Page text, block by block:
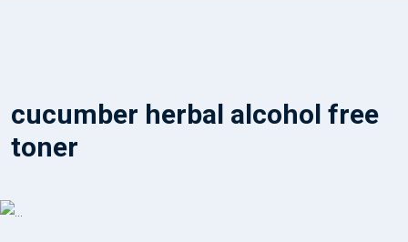
cucumber herbal alcohol free
toner